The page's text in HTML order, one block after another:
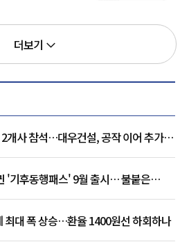
더보기
개사 참석…대우건설, 공작 이어 추가
'기후동행패스' 9월 출시… 불붙은
최대 폭 상승…환율 1400원선 하회하나